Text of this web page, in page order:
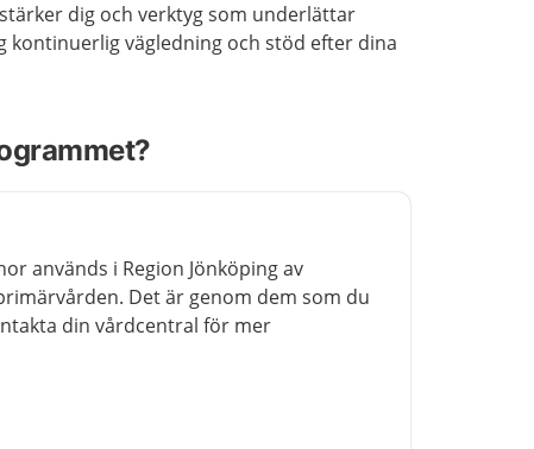
dig och verktyg som underlättar
vägledning och stöd efter dina
län
används i Region Jönköping av
Det är genom dem som du
din vårdcentral för mer
Jönköpings län